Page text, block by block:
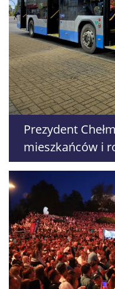
Prezydent
mieszkańców i